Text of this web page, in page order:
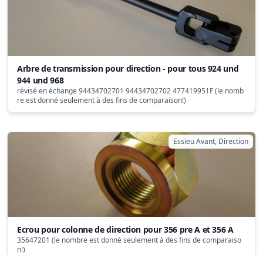
Arbre de transmission pour direction - pour tous 924 und
944 und 968
révisé en échange 94434702701 94434702702 477419951F (le nomb
re est donné seulement à des fins de comparaison!)
Essieu Avant, Direction
Ecrou pour colonne de direction pour 356 pre A et 356 A
35647201 (le nombre est donné seulement à des fins de comparaiso
n!)